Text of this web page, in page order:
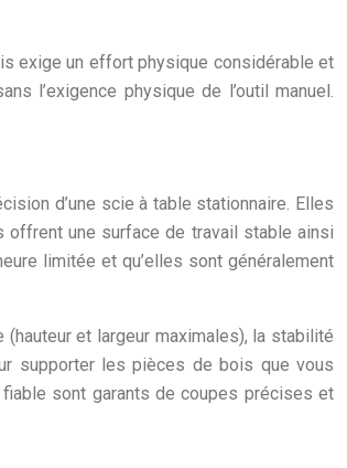
exige un effort physique considérable et
l’exigence physique de l’outil manuel.
d’une scie à table stationnaire. Elles
une surface de travail stable ainsi
limitée et qu’elles sont généralement
et largeur maximales), la stabilité
supporter les pièces de bois que vous
sont garants de coupes précises et